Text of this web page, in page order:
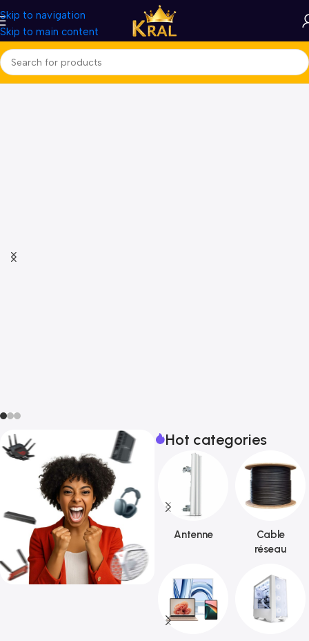
Skip to navigation
Skip to main content
Hot categories
Antenne
Cable
réseau